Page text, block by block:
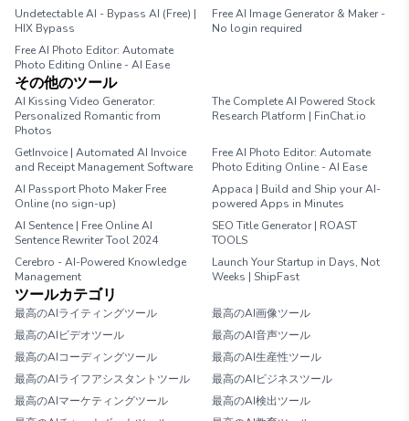
Undetectable AI - Bypass AI (Free) |
HIX Bypass
Free AI Image Generator & Maker -
No login required
Free AI Photo Editor: Automate
Photo Editing Online - AI Ease
その他のツール
AI Kissing Video Generator:
Personalized Romantic from
Photos
The Complete AI Powered Stock
Research Platform | FinChat.io
GetInvoice | Automated AI Invoice
and Receipt Management Software
Free AI Photo Editor: Automate
Photo Editing Online - AI Ease
AI Passport Photo Maker Free
Online (no sign-up)
Appaca | Build and Ship your AI-
powered Apps in Minutes
AI Sentence | Free Online AI
Sentence Rewriter Tool 2024
SEO Title Generator | ROAST
TOOLS
Cerebro - AI-Powered Knowledge
Management
Launch Your Startup in Days, Not
Weeks | ShipFast
ツールカテゴリ
最高のAIライティングツール
最高のAI画像ツール
最高のAIビデオツール
最高のAI音声ツール
最高のAIコーディングツール
最高のAI生産性ツール
最高のAIライフアシスタントツール
最高のAIビジネスツール
最高のAIマーケティングツール
最高のAI検出ツール